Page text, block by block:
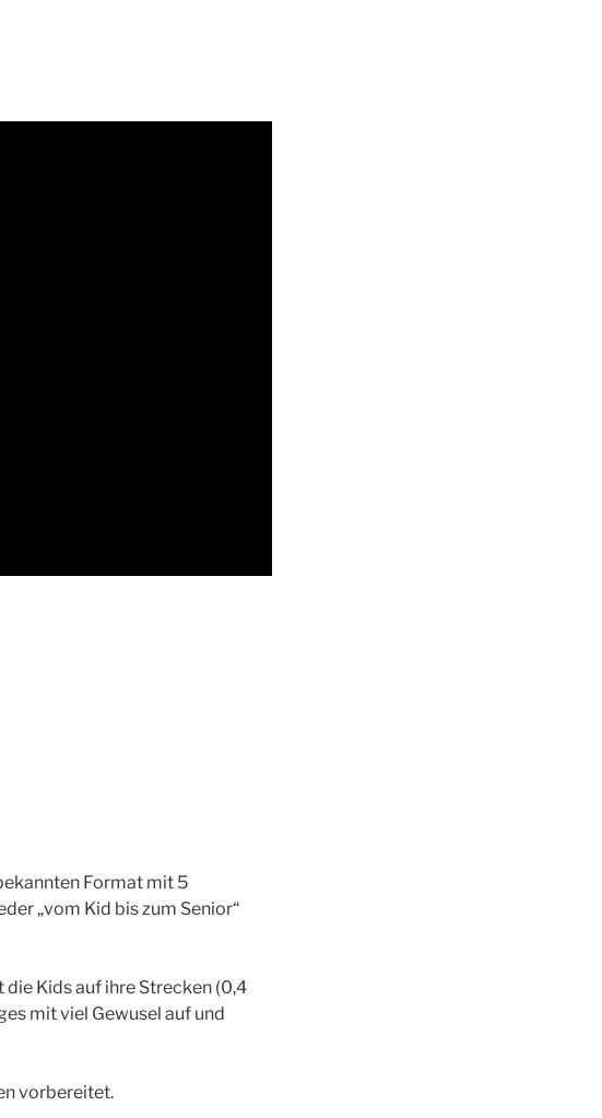
Format mit 5
„vom Kid bis zum Senior“
die Kids auf ihre Strecken (0,4
mit viel Gewusel auf und
vorbereitet.